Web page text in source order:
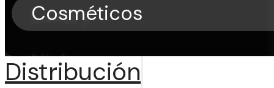
Luxury
Niche
Cosméticos
Distribución